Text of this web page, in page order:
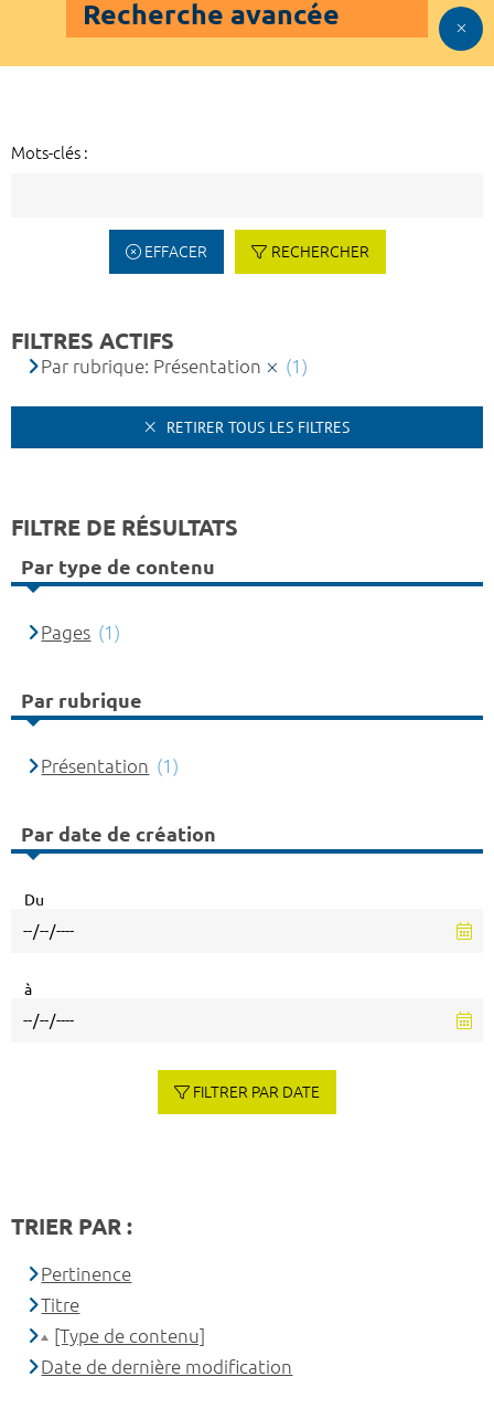
Recherche avancée
Mots-clés :
EFFACER RECHERCHER
FILTRES ACTIFS
Par rubrique: Présentation (1)
RETIRER TOUS LES FILTRES
FILTRE DE RÉSULTATS
Par type de contenu
Pages (1)
Par rubrique
Présentation (1)
Par date de création
Du
à
FILTRER PAR DATE
TRIER PAR :
Pertinence
Titre
[Type de contenu]
Date de dernière modification